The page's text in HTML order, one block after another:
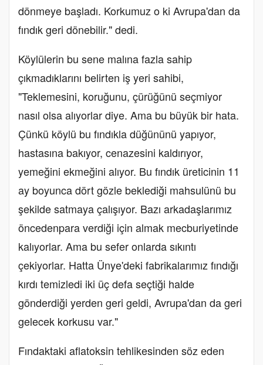
dönmeye başladı. Korkumuz o ki Avrupa'dan da
fındık geri dönebilir." dedi.
Köylülerin bu sene malına fazla sahip
çıkmadıklarını belirten iş yeri sahibi,
"Teklemesini, koruğunu, çürüğünü seçmiyor
nasıl olsa alıyorlar diye. Ama bu büyük bir hata.
Çünkü köylü bu fındıkla düğününü yapıyor,
hastasına bakıyor, cenazesini kaldırıyor,
yemeğini ekmeğini alıyor. Bu fındık üreticinin 11
ay boyunca dört gözle beklediği mahsulünü bu
şekilde satmaya çalışıyor. Bazı arkadaşlarımız
öncedenpara verdiği için almak mecburiyetinde
kalıyorlar. Ama bu sefer onlarda sıkıntı
çekiyorlar. Hatta Ünye'deki fabrikalarımız fındığı
kırdı temizledi iki üç defa seçtiği halde
gönderdiği yerden geri geldi, Avrupa'dan da geri
gelecek korkusu var."
Fındaktaki aflatoksin tehlikesinden söz eden